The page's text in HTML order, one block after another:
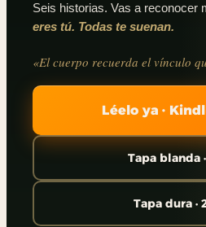
Seis historias. Vas a reconocer
eres tú. Todas te suenan.
«El cuerpo recuerda el vínculo
Léelo ya ·
Tapa blanda
Tapa dura ·